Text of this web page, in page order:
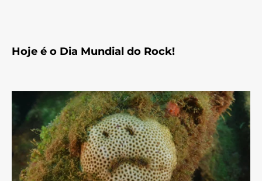
Hoje é o Dia Mundial do Rock!